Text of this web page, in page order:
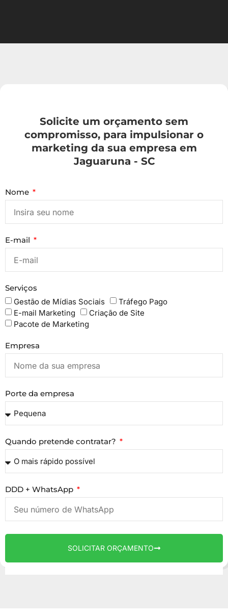
Solicite um orçamento sem
compromisso, para impulsionar o
marketing da sua empresa em
Jaguaruna - SC
Nome
E-mail
Serviços
Gestão de Mídias Sociais
Tráfego Pago
E-mail Marketing
Criação de Site
Pacote de Marketing
Empresa
Porte da empresa
Quando pretende contratar?
DDD + WhatsApp
SOLICITAR ORÇAMENTO